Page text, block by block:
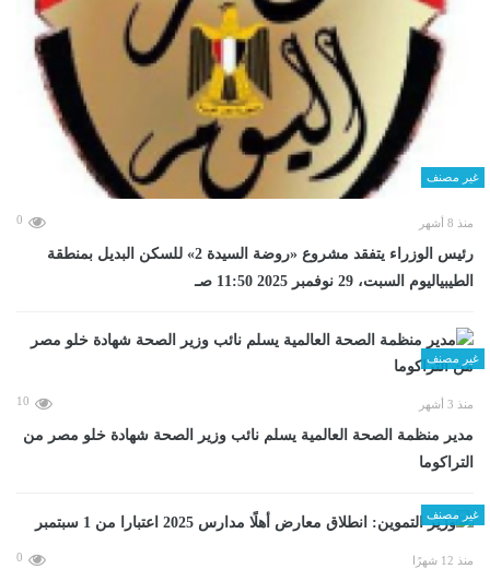
غير مصنف
منذ 8 أشهر 0
رئيس الوزراء يتفقد مشروع «روضة السيدة 2» للسكن البديل بمنطقة
الطيبياليوم السبت، 29 نوفمبر 2025 11:50 صـ
غير مصنف
منذ 3 أشهر 10
مدير منظمة الصحة العالمية يسلم نائب وزير الصحة شهادة خلو مصر من
التراكوما
غير مصنف
منذ 12 شهرًا 0